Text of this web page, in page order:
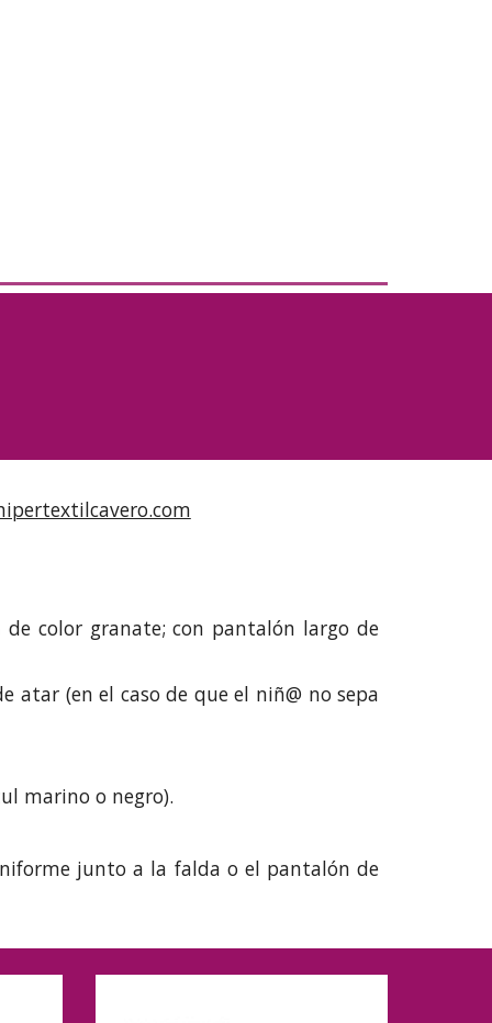
color granate; con pantalón largo de
atar (en el caso de que el niñ@ no sepa
marino o negro).
junto a la falda o el pantalón de